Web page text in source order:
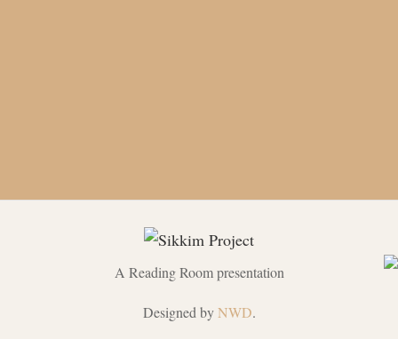
A Reading Room presentation
Designed byNWD.